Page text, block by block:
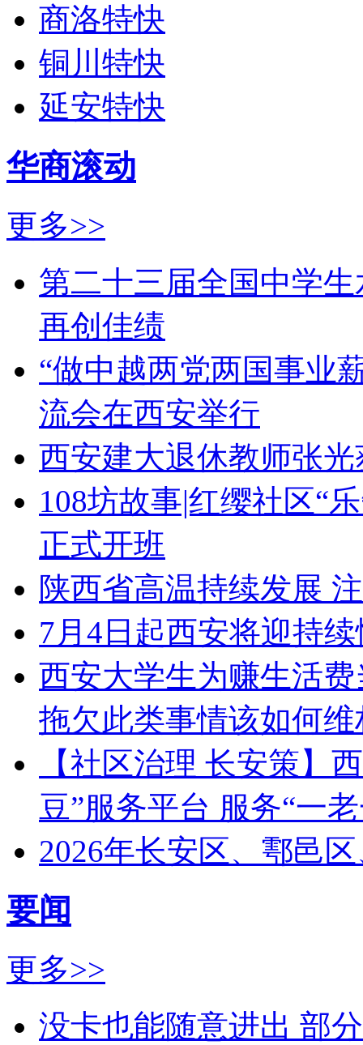
商洛特快
铜川特快
延安特快
华商滚动
更多>>
第二十三届全国中学
再创佳绩
“做中越两党两国事业
流会在西安举行
西安建大退休教师张
108坊故事|红缨社区“
正式开班
陕西省高温持续发展
7月4日起西安将迎持
西安大学生为赚生活
拖欠此类事情该如何维
【社区治理 长安策】
豆”服务平台 服务“一
2026年长安区、鄠邑
要闻
更多>>
没卡也能随意进出 部